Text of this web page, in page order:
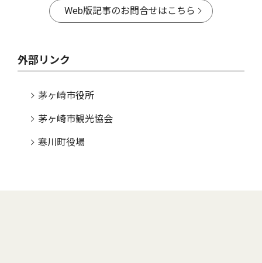
Web版記事のお問合せはこちら
外部リンク
茅ヶ崎市役所
茅ヶ崎市観光協会
寒川町役場